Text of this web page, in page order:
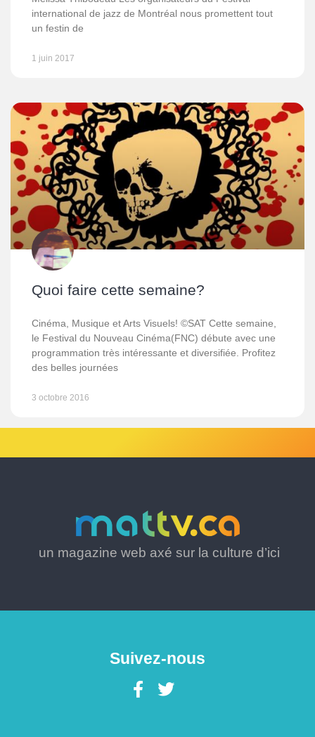
international de jazz de Montréal nous promettent tout
un festin de
1 juin 2017
Quoi faire cette semaine?
Cinéma, Musique et Arts Visuels! ©SAT Cette semaine,
le Festival du Nouveau Cinéma(FNC) débute avec une
programmation très intéressante et diversifiée. Profitez
des belles journées
3 octobre 2016
un magazine web axé sur la culture d’ici
Suivez-nous